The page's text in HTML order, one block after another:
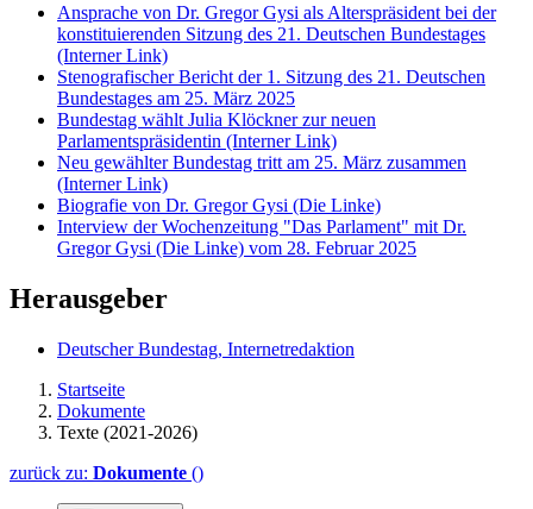
Ansprache von Dr. Gregor Gysi als Alterspräsident bei der
konstituierenden Sitzung des 21. Deutschen Bundestages
(Interner Link)
Stenografischer Bericht der 1. Sitzung des 21. Deutschen
Bundestages am 25. März 2025
Bundestag wählt Julia Klöckner zur neuen
Parlamentspräsidentin (Interner Link)
Neu gewählter Bundestag tritt am 25. März zusammen
(Interner Link)
Biografie von Dr. Gregor Gysi (Die Linke)
Interview der Wochenzeitung "Das Parlament" mit Dr.
Gregor Gysi (Die Linke) vom 28. Februar 2025
Herausgeber
Deutscher Bundestag, Internetredaktion
Startseite
Dokumente
Texte (2021-2026)
zurück zu: Dokumente ()